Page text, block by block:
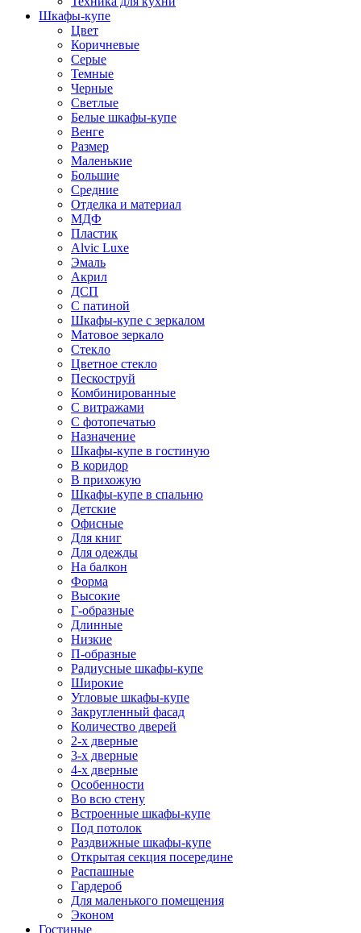
Шкафы-купе
Цвет
Коричневые
Серые
Темные
Черные
Светлые
Белые шкафы-купе
Венге
Размер
Маленькие
Большие
Средние
Отделка и материал
МДФ
Пластик
Alvic Luxe
Эмаль
Акрил
ДСП
С патиной
Шкафы-купе с зеркалом
Матовое зеркало
Стекло
Цветное стекло
Пескоструй
Комбинированные
С витражами
С фотопечатью
Назначение
Шкафы-купе в гостиную
В коридор
В прихожую
Шкафы-купе в спальню
Детские
Офисные
Для книг
Для одежды
На балкон
Форма
Высокие
Г-образные
Длинные
Низкие
П-образные
Радиусные шкафы-купе
Широкие
Угловые шкафы-купе
Закругленный фасад
Количество дверей
2-х дверные
3-х дверные
4-х дверные
Особенности
Во всю стену
Встроенные шкафы-купе
Под потолок
Раздвижные шкафы-купе
Открытая секция посередине
Распашные
Гардероб
Для маленького помещения
Эконом
Гостиные